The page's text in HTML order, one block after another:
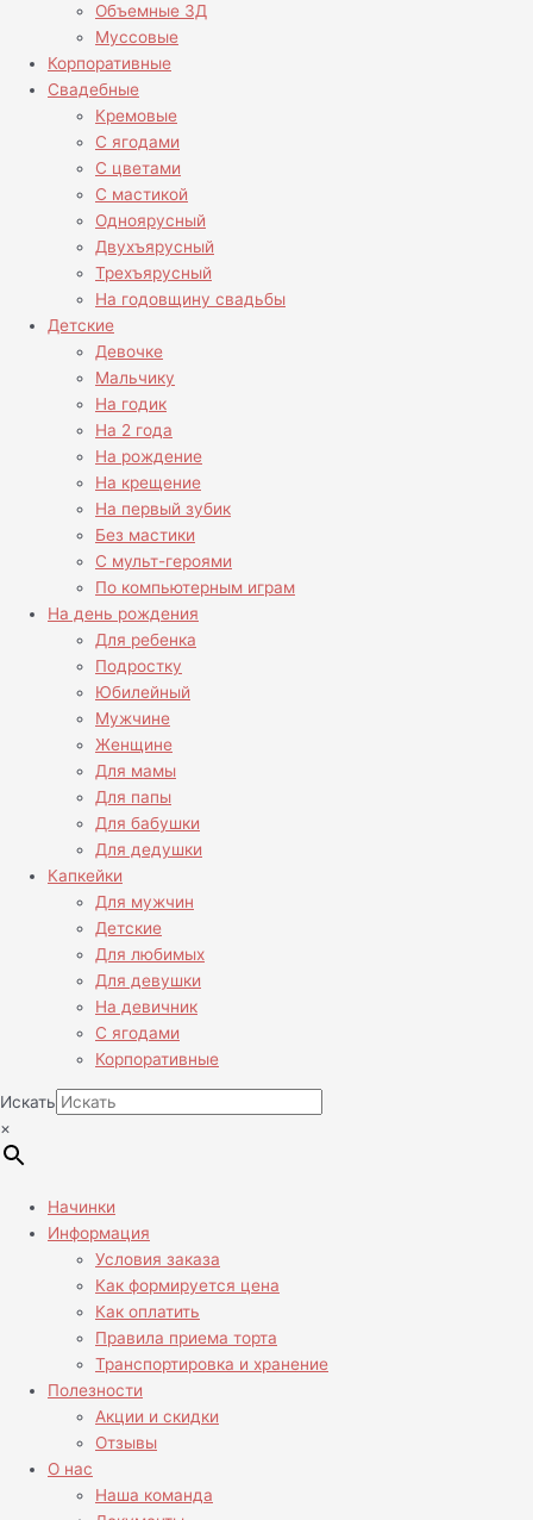
Объемные 3Д
Муссовые
Корпоративные
Свадебные
Кремовые
С ягодами
С цветами
С мастикой
Одноярусный
Двухъярусный
Трехъярусный
На годовщину свадьбы
Детские
Девочке
Мальчику
На годик
На 2 года
На рождение
На крещение
На первый зубик
Без мастики
С мульт-героями
По компьютерным играм
На день рождения
Для ребенка
Подростку
Юбилейный
Мужчине
Женщине
Для мамы
Для папы
Для бабушки
Для дедушки
Капкейки
Для мужчин
Детские
Для любимых
Для девушки
На девичник
С ягодами
Корпоративные
Искать
×
Начинки
Информация
Условия заказа
Как формируется цена
Как оплатить
Правила приема торта
Транспортировка и хранение
Полезности
Акции и скидки
Отзывы
О нас
Наша команда